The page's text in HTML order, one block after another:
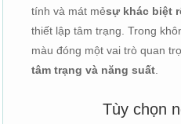
tính và mát mẻsự khác biệt
thiết lập tâm trạng. Trong
màu đóng một vai trò quan
tâm trạng và năng suất
Tùy chọn